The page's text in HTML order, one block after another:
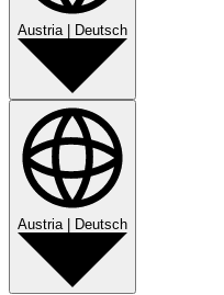
Austria Deutsch
Austria Deutsch